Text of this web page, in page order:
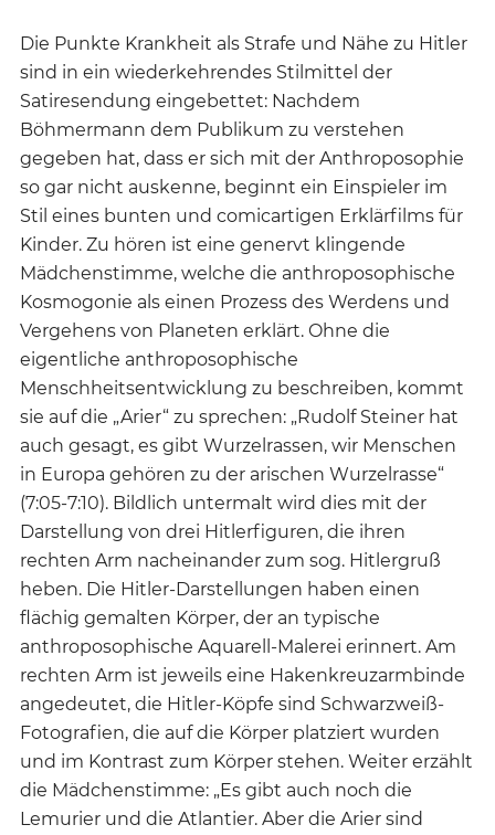
Die Punkte Krankheit als Strafe und Nähe zu Hitler
sind in ein wiederkehrendes Stilmittel der
Satiresendung eingebettet: Nachdem
Böhmermann dem Publikum zu verstehen
gegeben hat, dass er sich mit der Anthroposophie
so gar nicht auskenne, beginnt ein Einspieler im
Stil eines bunten und comicartigen Erklärfilms für
Kinder. Zu hören ist eine genervt klingende
Mädchenstimme, welche die anthroposophische
Kosmogonie als einen Prozess des Werdens und
Vergehens von Planeten erklärt. Ohne die
eigentliche anthroposophische
Menschheitsentwicklung zu beschreiben, kommt
sie auf die „Arier“ zu sprechen: „Rudolf Steiner hat
auch gesagt, es gibt Wurzelrassen, wir Menschen
in Europa gehören zu der arischen Wurzelrasse“
(7:05-7:10). Bildlich untermalt wird dies mit der
Darstellung von drei Hitlerfiguren, die ihren
rechten Arm nacheinander zum sog. Hitlergruß
heben. Die Hitler-Darstellungen haben einen
flächig gemalten Körper, der an typische
anthroposophische Aquarell-Malerei erinnert. Am
rechten Arm ist jeweils eine Hakenkreuzarmbinde
angedeutet, die Hitler-Köpfe sind Schwarzweiß-
Fotografien, die auf die Körper platziert wurden
und im Kontrast zum Körper stehen. Weiter erzählt
die Mädchenstimme: „Es gibt auch noch die
Lemurier und die Atlantier. Aber die Arier sind